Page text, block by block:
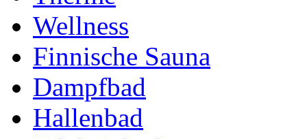
Wellness
Finnische Sauna
Dampfbad
Hallenbad